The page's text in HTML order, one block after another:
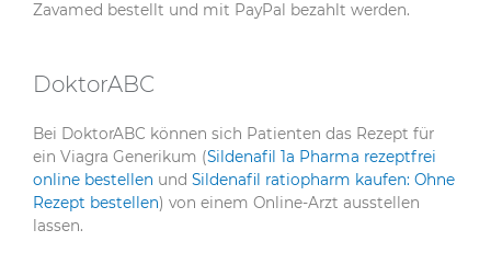
Zavamed bestellt und mit PayPal bezahlt werden.
DoktorABC
Bei DoktorABC können sich Patienten das Rezept für
ein Viagra Generikum (Sildenafil 1a Pharma rezeptfrei
online bestellen und Sildenafil ratiopharm kaufen: Ohne
Rezept bestellen) von einem Online-Arzt ausstellen
lassen.